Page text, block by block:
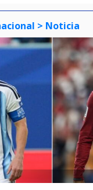
> Noticia